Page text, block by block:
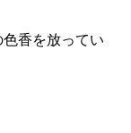
香を放ってい